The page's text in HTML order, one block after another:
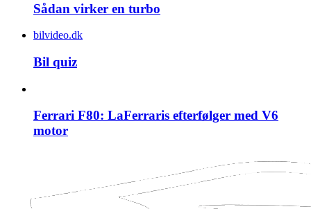
Sådan virker en turbo
bilvideo.dk
Bil quiz
Ferrari F80: LaFerraris efterfølger med V6
motor